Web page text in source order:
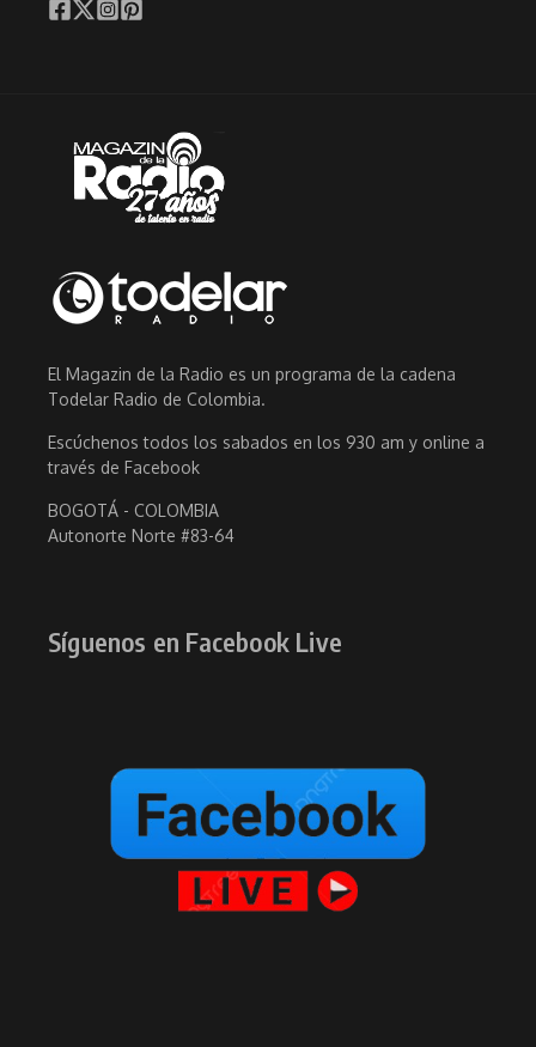
El Magazin de la Radio es un programa de la cadena
Todelar Radio de Colombia.
Escúchenos todos los sabados en los 930 am y online a
través de Facebook
BOGOTÁ - COLOMBIA
Autonorte Norte #83-64
Síguenos en Facebook Live